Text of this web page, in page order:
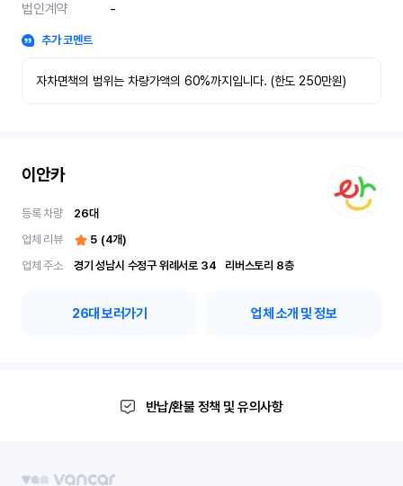
법인계약
-
추가 코멘트
자차면책의 범위는 차량가액의 60%까지입니다. (한도 250만원)
이안카
등록 차량 26대
업체 리뷰
5 (4개)
업체 주소
경기 성남시 수정구 위례서로 34	리버스토리 8층
26대 보러가기 업체 소개 및 정보
반납/환불 정책 및 유의사항